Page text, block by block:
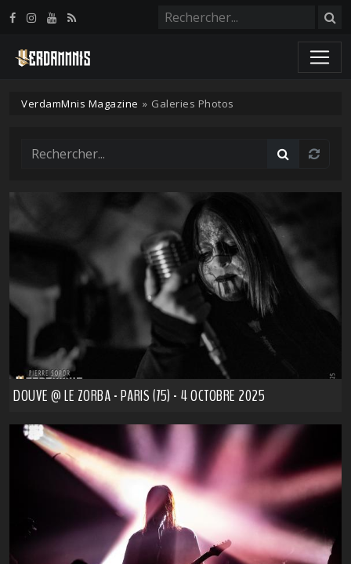
VerdamMnis Magazine » Galeries Photos
DOUVE @ LE ZORBA - PARIS (75) - 4 OCTOBRE 2025
Panneau de gestion des cookies